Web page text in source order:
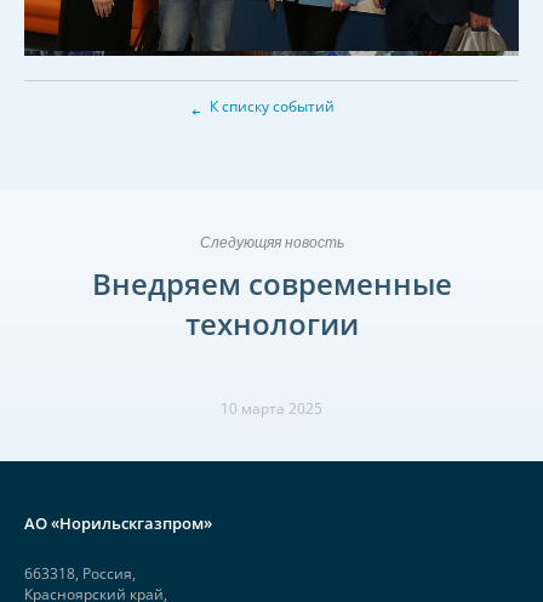
← К списку событий
Следующяя новость
Внедряем современные
технологии
10 марта 2025
АО «Норильскгазпром»
663318, Россия,
Красноярский край,